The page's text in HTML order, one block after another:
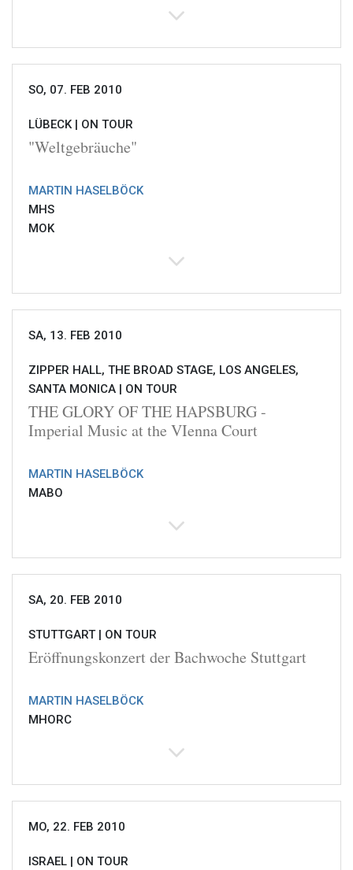
SO, 07. FEB 2010
LÜBECK | ON TOUR
"Weltgebräuche"
MARTIN HASELBÖCK
MHS
MOK
SA, 13. FEB 2010
ZIPPER HALL, THE BROAD STAGE, LOS ANGELES,
SANTA MONICA | ON TOUR
THE GLORY OF THE HAPSBURG -
Imperial Music at the VIenna Court
MARTIN HASELBÖCK
MABO
SA, 20. FEB 2010
STUTTGART | ON TOUR
Eröffnungskonzert der Bachwoche Stuttgart
MARTIN HASELBÖCK
MHORC
MO, 22. FEB 2010
ISRAEL | ON TOUR